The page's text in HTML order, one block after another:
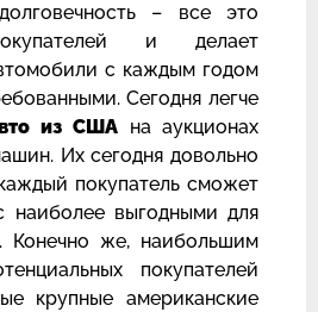
– все это
и делает
с каждым годом
Сегодня легче
из США на аукционах
Их сегодня довольно
покупатель сможет
наиболее выгодными для
Конечно же, наибольшим
покупателей
крупные американские